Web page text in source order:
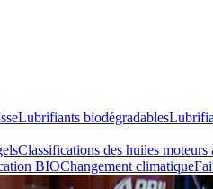
Lubrifiants biodégradables
Classifications des huiles moteurs
BIOChangement climatique